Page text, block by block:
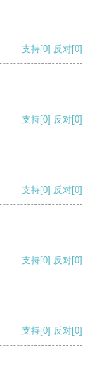
支持[0] 反对[0]
支持[0] 反对[0]
支持[0] 反对[0]
支持[0] 反对[0]
支持[0] 反对[0]